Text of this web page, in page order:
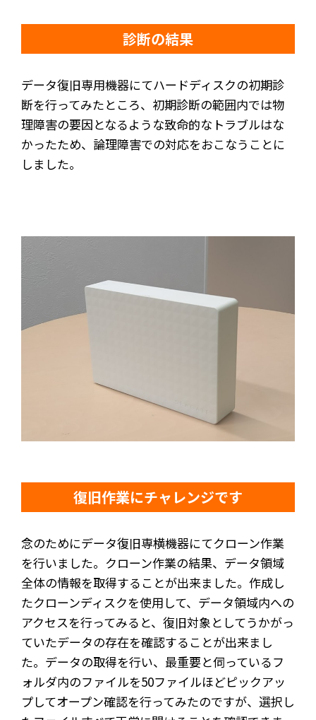
診断の結果
データ復旧専用機器にてハードディスクの初期診
断を行ってみたところ、初期診断の範囲内では物
理障害の要因となるような致命的なトラブルはな
かったため、論理障害での対応をおこなうことに
しました。
復旧作業にチャレンジです
念のためにデータ復旧専横機器にてクローン作業
を行いました。クローン作業の結果、データ領域
全体の情報を取得することが出来ました。作成し
たクローンディスクを使用して、データ領域内への
アクセスを行ってみると、復旧対象としてうかがっ
ていたデータの存在を確認することが出来まし
た。データの取得を行い、最重要と伺っているフ
ォルダ内のファイルを50ファイルほどピックアッ
プしてオープン確認を行ってみたのですが、選択し